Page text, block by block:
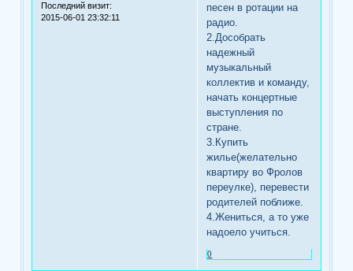
Последний визит:
2015-06-01 23:32:11
песен в ротации на
радио.
2.Дособрать
надежный
музыкальный
коллектив и команду,
начать концертные
выступления по
стране.
3.Купить
жилье(желательно
квартиру во Фролов
переулке), перевести
родителей поближе.
4.Жениться, а то уже
надоело учиться.
0